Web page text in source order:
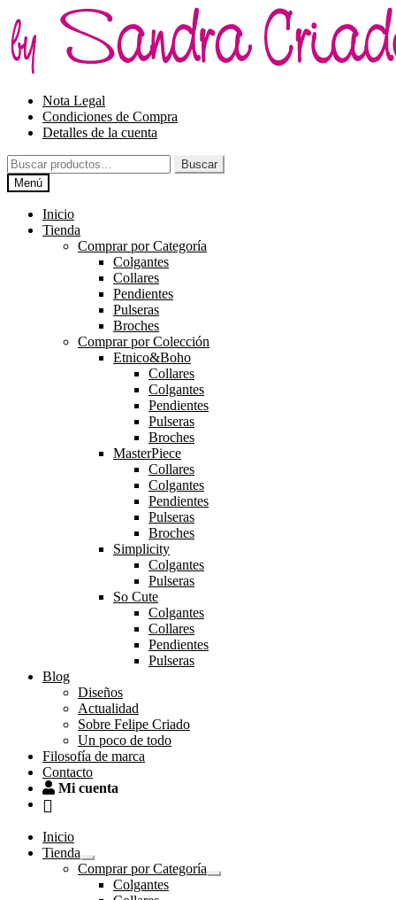
la
navegación
al
contenido
Nota Legal
Condiciones de Compra
Detalles de la cuenta
Buscar
por:
Buscar
Menú
Inicio
Tienda
Comprar por Categoría
Colgantes
Collares
Pendientes
Pulseras
Broches
Comprar por Colección
Etnico&Boho
Collares
Colgantes
Pendientes
Pulseras
Broches
MasterPiece
Collares
Colgantes
Pendientes
Pulseras
Broches
Simplicity
Colgantes
Pulseras
So Cute
Colgantes
Collares
Pendientes
Pulseras
Blog
Diseños
Actualidad
Sobre Felipe Criado
Un poco de todo
Filosofía de marca
Contacto
Mi cuenta
Inicio
Tienda
Expandir
el
menú
Comprar por Categoría
Expandir
Colgantes